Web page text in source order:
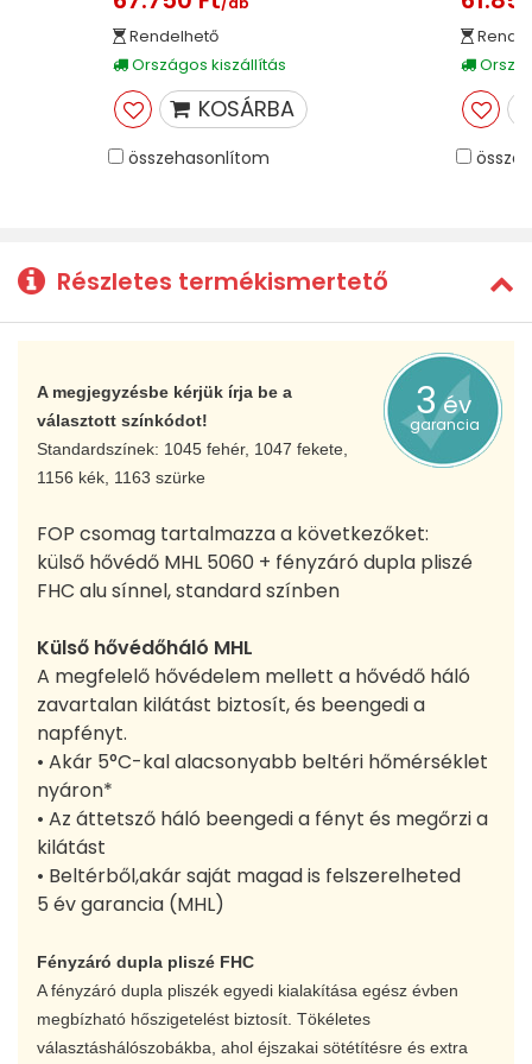
Rendelhető
Országos kiszállítás
KOSÁRBA
összehasonlítom
Részletes termékismertető
3év
garancia
A megjegyzésbe kérjük írja be a
választott színkódot!
Standardszínek: 1045 fehér, 1047 fekete,
1156 kék, 1163 szürke
FOP csomag tartalmazza a következőket:
külső hővédő MHL 5060 + fényzáró dupla pliszé
FHC alu sínnel, standard színben
Külső hővédőháló MHL
A megfelelő hővédelem mellett a hővédő háló
zavartalan kilátást biztosít, és beengedi a
napfényt.
• Akár 5°C-kal alacsonyabb beltéri hőmérséklet
nyáron*
• Az áttetsző háló beengedi a fényt és megőrzi a
kilátást
• Beltérből,akár saját magad is felszerelheted
5 év garancia (MHL)
Fényzáró dupla pliszé FHC
A fényzáró dupla pliszék egyedi kialakítása egész évben
megbízható hőszigetelést biztosít. Tökéletes
választáshálószobákba, ahol éjszakai sötétítésre és extra